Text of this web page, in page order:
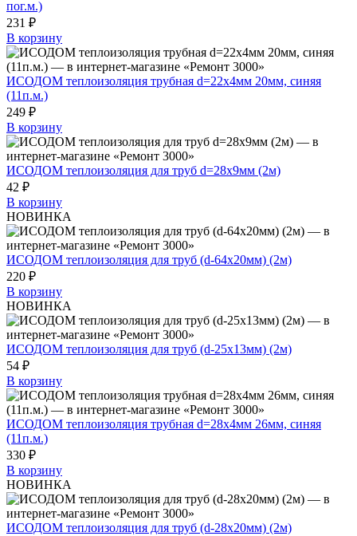
пог.м.)
231 ₽
В корзину
ИСОДОМ теплоизоляция трубная d=22х4мм 20мм, синяя
(11п.м.)
249 ₽
В корзину
ИСОДОМ теплоизоляция для труб d=28х9мм (2м)
42 ₽
В корзину
НОВИНКА
ИСОДОМ теплоизоляция для труб (d-64х20мм) (2м)
220 ₽
В корзину
НОВИНКА
ИСОДОМ теплоизоляция для труб (d-25х13мм) (2м)
54 ₽
В корзину
ИСОДОМ теплоизоляция трубная d=28х4мм 26мм, синяя
(11п.м.)
330 ₽
В корзину
НОВИНКА
ИСОДОМ теплоизоляция для труб (d-28х20мм) (2м)